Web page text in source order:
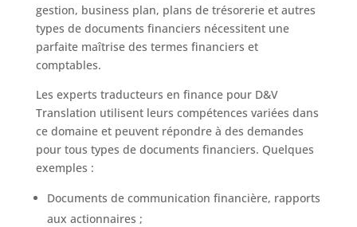
gestion, business plan, plans de trésorerie et autres
types de documents financiers nécessitent une
parfaite maîtrise des termes financiers et
comptables.
Les experts traducteurs en finance pour D&V
Translation utilisent leurs compétences variées dans
ce domaine et peuvent répondre à des demandes
pour tous types de documents financiers. Quelques
exemples :
Documents de communication financière, rapports
aux actionnaires ;